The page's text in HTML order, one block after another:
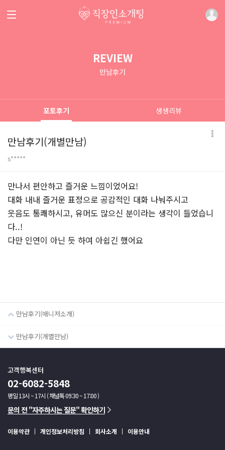
REVIEW
만남후기
포토후기 생생리뷰
만남후기(개별만남)
s*****
본문
만나서 편안하고 즐거운 느낌이었어요!
대화 내내 즐거운 표정으로 공감적인 대화 나눠주시고
웃음도 통쾌하시고, 유머도 많으신 분이라는 생각이 들었습니
다..!
다만 인연이 아닌 듯 하여 아쉽긴 했어요
만남후기(매니저소개)
만남후기(개별만남)
고객행복센터
02-6082-5848
평일 13시 ~ 17시 ( 채널톡 09:30 ~ 17:00 )
문의 전 "자주하시는 질문" 확인하기
이용약관 개인정보처리방침 회사소개 이용안내